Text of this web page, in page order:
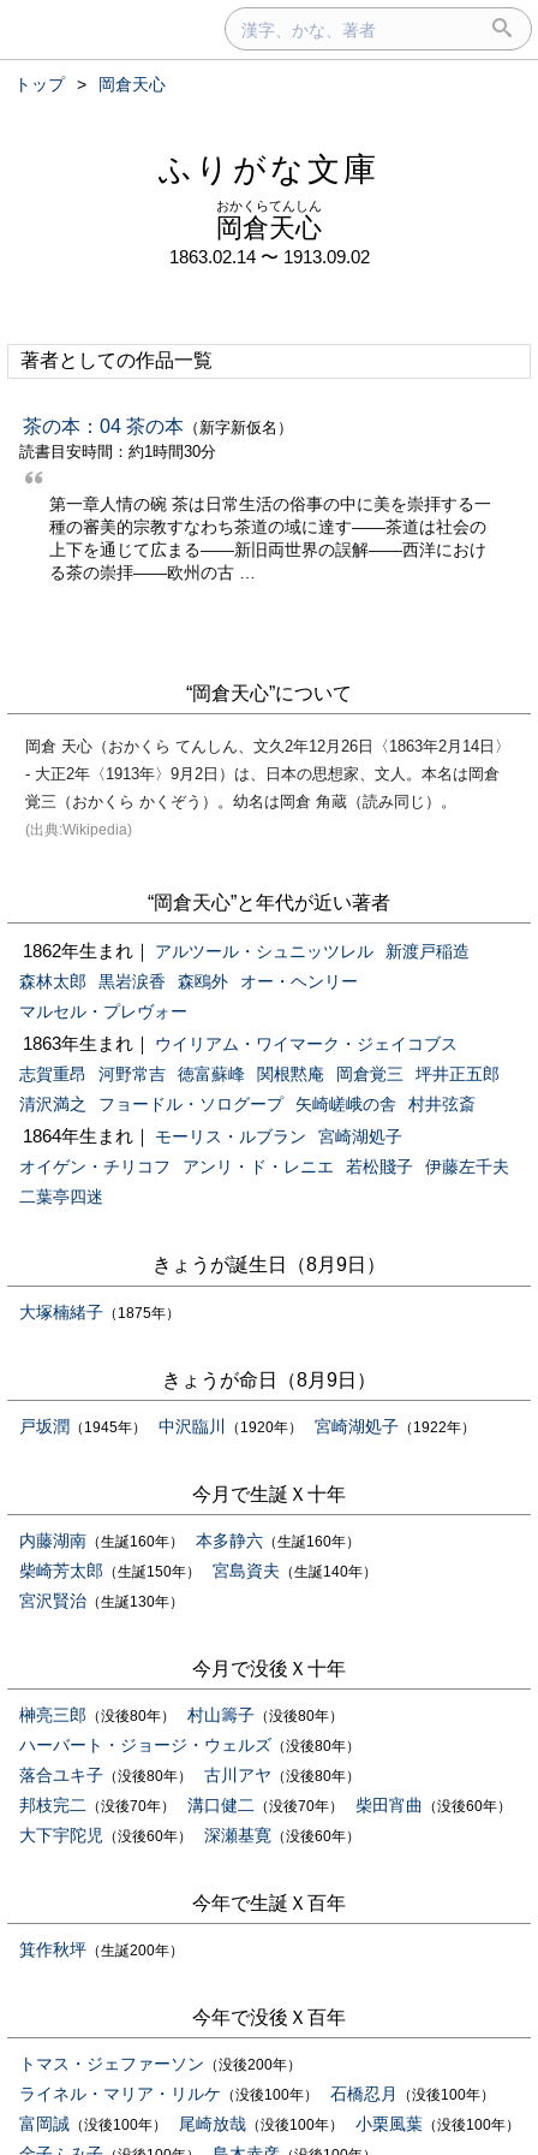
トップ > 岡倉天心
ふりがな文庫
岡倉天心
おかくらてんしん
1863.02.14 〜 1913.09.02
著者としての作品一覧
茶の本：04 茶の本 （新字新仮名）
読書目安時間：約1時間30分
第一章人情の碗 茶は日常生活の俗事の中に美を崇拝する一
種の審美的宗教すなわち茶道の域に達す——茶道は社会の
上下を通じて広まる——新旧両世界の誤解——西洋におけ
る茶の崇拝——欧州の古 …
“岡倉天心”について
岡倉 天心（おかくら てんしん、文久2年12月26日〈1863年2月14日〉
- 大正2年〈1913年〉9月2日）は、日本の思想家、文人。本名は岡倉
覚三（おかくら かくぞう）。幼名は岡倉 角蔵（読み同じ）。
(出典:Wikipedia)
“岡倉天心”と年代が近い著者
1862年生まれ｜ アルツール・シュニッツレル
新渡戸稲造
森林太郎
黒岩涙香 森鴎外
オー・ヘンリー
マルセル・プレヴォー
1863年生まれ｜
ウイリアム・ワイマーク・ジェイコブス
志賀重昂
河野常吉 徳富蘇峰 関根黙庵 岡倉覚三
坪井正五郎
清沢満之
フョードル・ソログープ 矢崎嵯峨の舎 村井弦斎
1864年生まれ｜ モーリス・ルブラン
宮崎湖処子
オイゲン・チリコフ
アンリ・ド・レニエ 若松賤子
伊藤左千夫
二葉亭四迷
きょうが誕生日（8月9日）
大塚楠緒子 （1875年）
きょうが命日（8月9日）
戸坂潤 （1945年） 中沢臨川 （1920年） 宮崎湖処子 （1922年）
今月で生誕Ｘ十年
内藤湖南 （生誕160年） 本多静六 （生誕160年）
柴崎芳太郎 （生誕150年） 宮島資夫 （生誕140年）
宮沢賢治 （生誕130年）
今月で没後Ｘ十年
榊亮三郎 （没後80年） 村山籌子 （没後80年）
ハーバート・ジョージ・ウェルズ （没後80年）
落合ユキ子 （没後80年） 古川アヤ （没後80年）
邦枝完二 （没後70年） 溝口健二 （没後70年） 柴田宵曲 （没後60年）
大下宇陀児 （没後60年） 深瀬基寛 （没後60年）
今年で生誕Ｘ百年
箕作秋坪 （生誕200年）
今年で没後Ｘ百年
トマス・ジェファーソン （没後200年）
ライネル・マリア・リルケ （没後100年） 石橋忍月 （没後100年）
富岡誠 （没後100年） 尾崎放哉 （没後100年） 小栗風葉 （没後100年）